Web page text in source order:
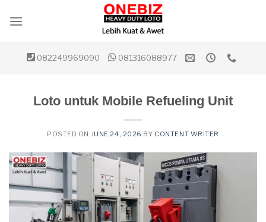
082249969090 081316088977
Loto untuk Mobile Refueling Unit
POSTED ON JUNE 24, 2026 BY CONTENT WRITER